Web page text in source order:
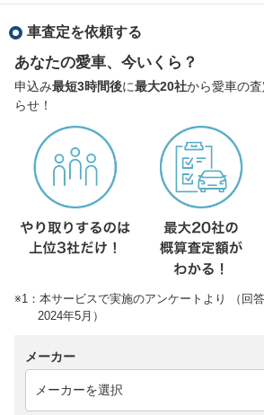
車査定を依頼する
あなたの愛車、今いくら？
申込み最短3時間後に最大20社から愛車の
らせ！
※1：本サービスで実施のアンケートより （回
2024年5月）
メーカー